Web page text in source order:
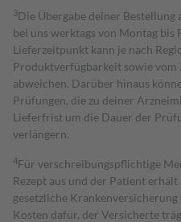
3Die Übergabe deiner
bei uns werktags von Montag bis
Lieferzeitpunkt kann je nach
Produktverfügbarkeit sowie vom
abweichen. Darüber hinaus
Prüfungen, die zu deiner
Lieferfrist um die Dauer der
verlängern.
4Für verschreibungspflichtige
Rezept aus und der Patient
gesetzliche
Kosten dafür, der Versicherte